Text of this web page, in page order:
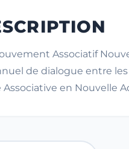
Associatif
de dialogue entre
Associative en Nouvelle